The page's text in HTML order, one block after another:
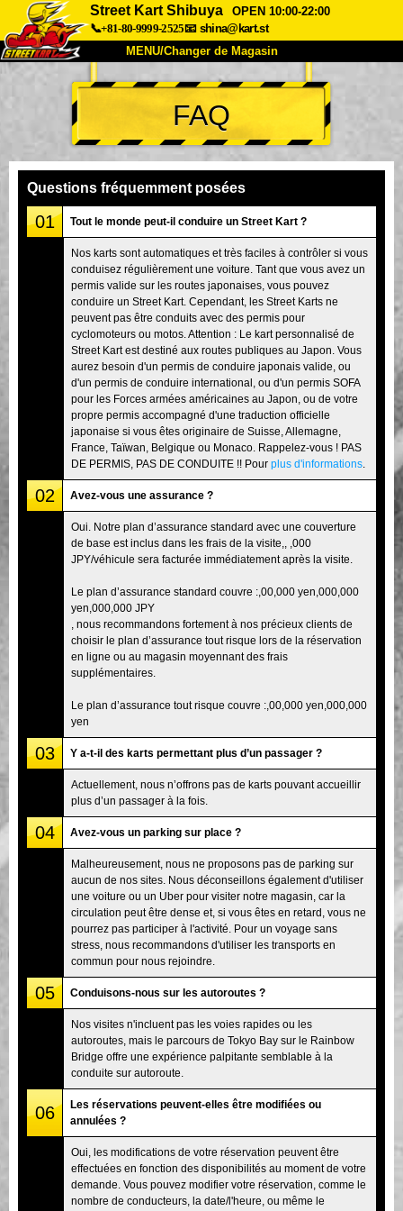
Street Kart Shibuya
OPEN 10:00-22:00
📞+81-80-9999-2525📧 shina@kart.st
MENU/Changer de Magasin
ACCUEIL
À Propos Caractéristiques Tarifs
Entreprise Réservation
Tokyo Shinagawa Tokyo Akihabara#1
Tokyo Akihabara#2 Tokyo Shibuya
Tokyo Shibuya Annexe Baie de Tokyo
Tokyo Asakusa Osaka
Okinawa
FAQ
Questions fréquemment posées
01 Tout le monde peut-il conduire un Street Kart ?
Nos karts sont automatiques et très faciles à contrôler si vous
conduisez régulièrement une voiture. Tant que vous avez un
permis valide sur les routes japonaises, vous pouvez
conduire un Street Kart. Cependant, les Street Karts ne
peuvent pas être conduits avec des permis pour
cyclomoteurs ou motos. Attention : Le kart personnalisé de
Street Kart est destiné aux routes publiques au Japon. Vous
aurez besoin d'un permis de conduire japonais valide, ou
d'un permis de conduire international, ou d'un permis SOFA
pour les Forces armées américaines au Japon, ou de votre
propre permis accompagné d'une traduction officielle
japonaise si vous êtes originaire de Suisse, Allemagne,
France, Taïwan, Belgique ou Monaco. Rappelez-vous ! PAS
DE PERMIS, PAS DE CONDUITE !! Pour plus d'informations
02 Avez-vous une assurance ?
Oui. Notre plan d’assurance standard avec une couverture
de base est inclus dans les frais de la visite,, ,000
JPY/véhicule sera facturée immédiatement après la visite.
Le plan d’assurance standard couvre :,00,000 yen,000,000
yen,000,000 JPY
, nous recommandons fortement à nos précieux clients de
choisir le plan d’assurance tout risque lors de la réservation
en ligne ou au magasin moyennant des frais
supplémentaires.
Le plan d’assurance tout risque couvre :,00,000 yen,000,000
yen
03 Y a-t-il des karts permettant plus d’un passager ?
Actuellement, nous n’offrons pas de karts pouvant accueillir
plus d’un passager à la fois.
04 Avez-vous un parking sur place ?
Malheureusement, nous ne proposons pas de parking sur
aucun de nos sites. Nous déconseillons également d'utiliser
une voiture ou un Uber pour visiter notre magasin, car la
circulation peut être dense et, si vous êtes en retard, vous ne
pourrez pas participer à l'activité. Pour un voyage sans
stress, nous recommandons d'utiliser les transports en
commun pour nous rejoindre.
05 Conduisons-nous sur les autoroutes ?
Nos visites n'incluent pas les voies rapides ou les
autoroutes, mais le parcours de Tokyo Bay sur le Rainbow
Bridge offre une expérience palpitante semblable à la
conduite sur autoroute.
06
Les réservations peuvent-elles être modifiées ou
annulées ?
Oui, les modifications de votre réservation peuvent être
effectuées en fonction des disponibilités au moment de votre
demande. Vous pouvez modifier votre réservation, comme le
nombre de conducteurs, la date/l'heure, ou même le